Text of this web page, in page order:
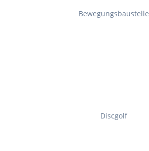
Bewegungsbaustelle
Discgolf